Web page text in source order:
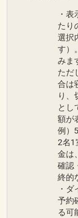
※画像をク
ＪＲ名古屋
名古屋駅
ッピングに
名古屋駅
・
たり
選択
す）
みま
ただ
合は
り、
とし
額が
例）
2名1
金は
確認
終的
・
予約
る可